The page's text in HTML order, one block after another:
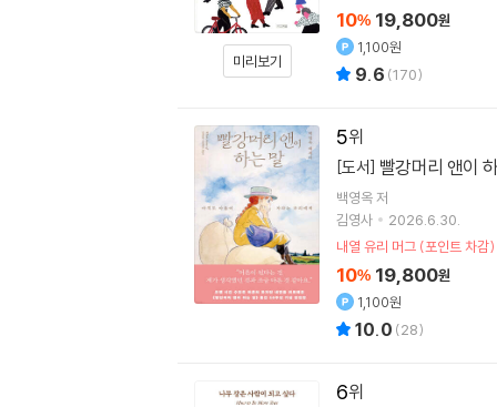
미리보기
10% 19,800원
1,100원
9.6 (170)
5
[도서] 빨강머리 앤이
백영옥저
김영사
2026.6.30.
내열 유리 머그 (포인트 차감)
10% 19,800원
1,100원
10.0 (28)
6